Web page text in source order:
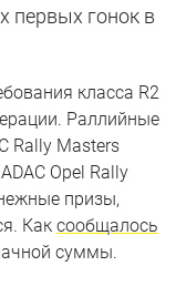
первых гонок в
класса R2
Раллийные
Rally Masters
Opel Rally
призы,
Как сообщалось
суммы.